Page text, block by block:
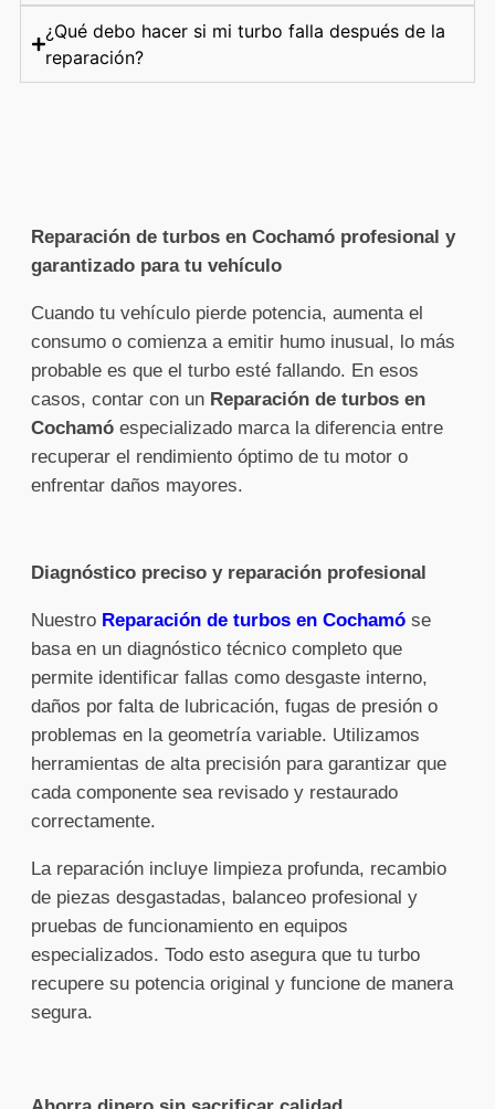
¿Qué debo hacer si mi turbo falla después de la
reparación?
Reparación de turbos en Cochamó profesional y
garantizado para tu vehículo
Cuando tu vehículo pierde potencia, aumenta el
consumo o comienza a emitir humo inusual, lo más
probable es que el turbo esté fallando. En esos
casos, contar con un Reparación de turbos en
Cochamó especializado marca la diferencia entre
recuperar el rendimiento óptimo de tu motor o
enfrentar daños mayores.
Diagnóstico preciso y reparación profesional
Nuestro Reparación de turbos en Cochamó se
basa en un diagnóstico técnico completo que
permite identificar fallas como desgaste interno,
daños por falta de lubricación, fugas de presión o
problemas en la geometría variable. Utilizamos
herramientas de alta precisión para garantizar que
cada componente sea revisado y restaurado
correctamente.
La reparación incluye limpieza profunda, recambio
de piezas desgastadas, balanceo profesional y
pruebas de funcionamiento en equipos
especializados. Todo esto asegura que tu turbo
recupere su potencia original y funcione de manera
segura.